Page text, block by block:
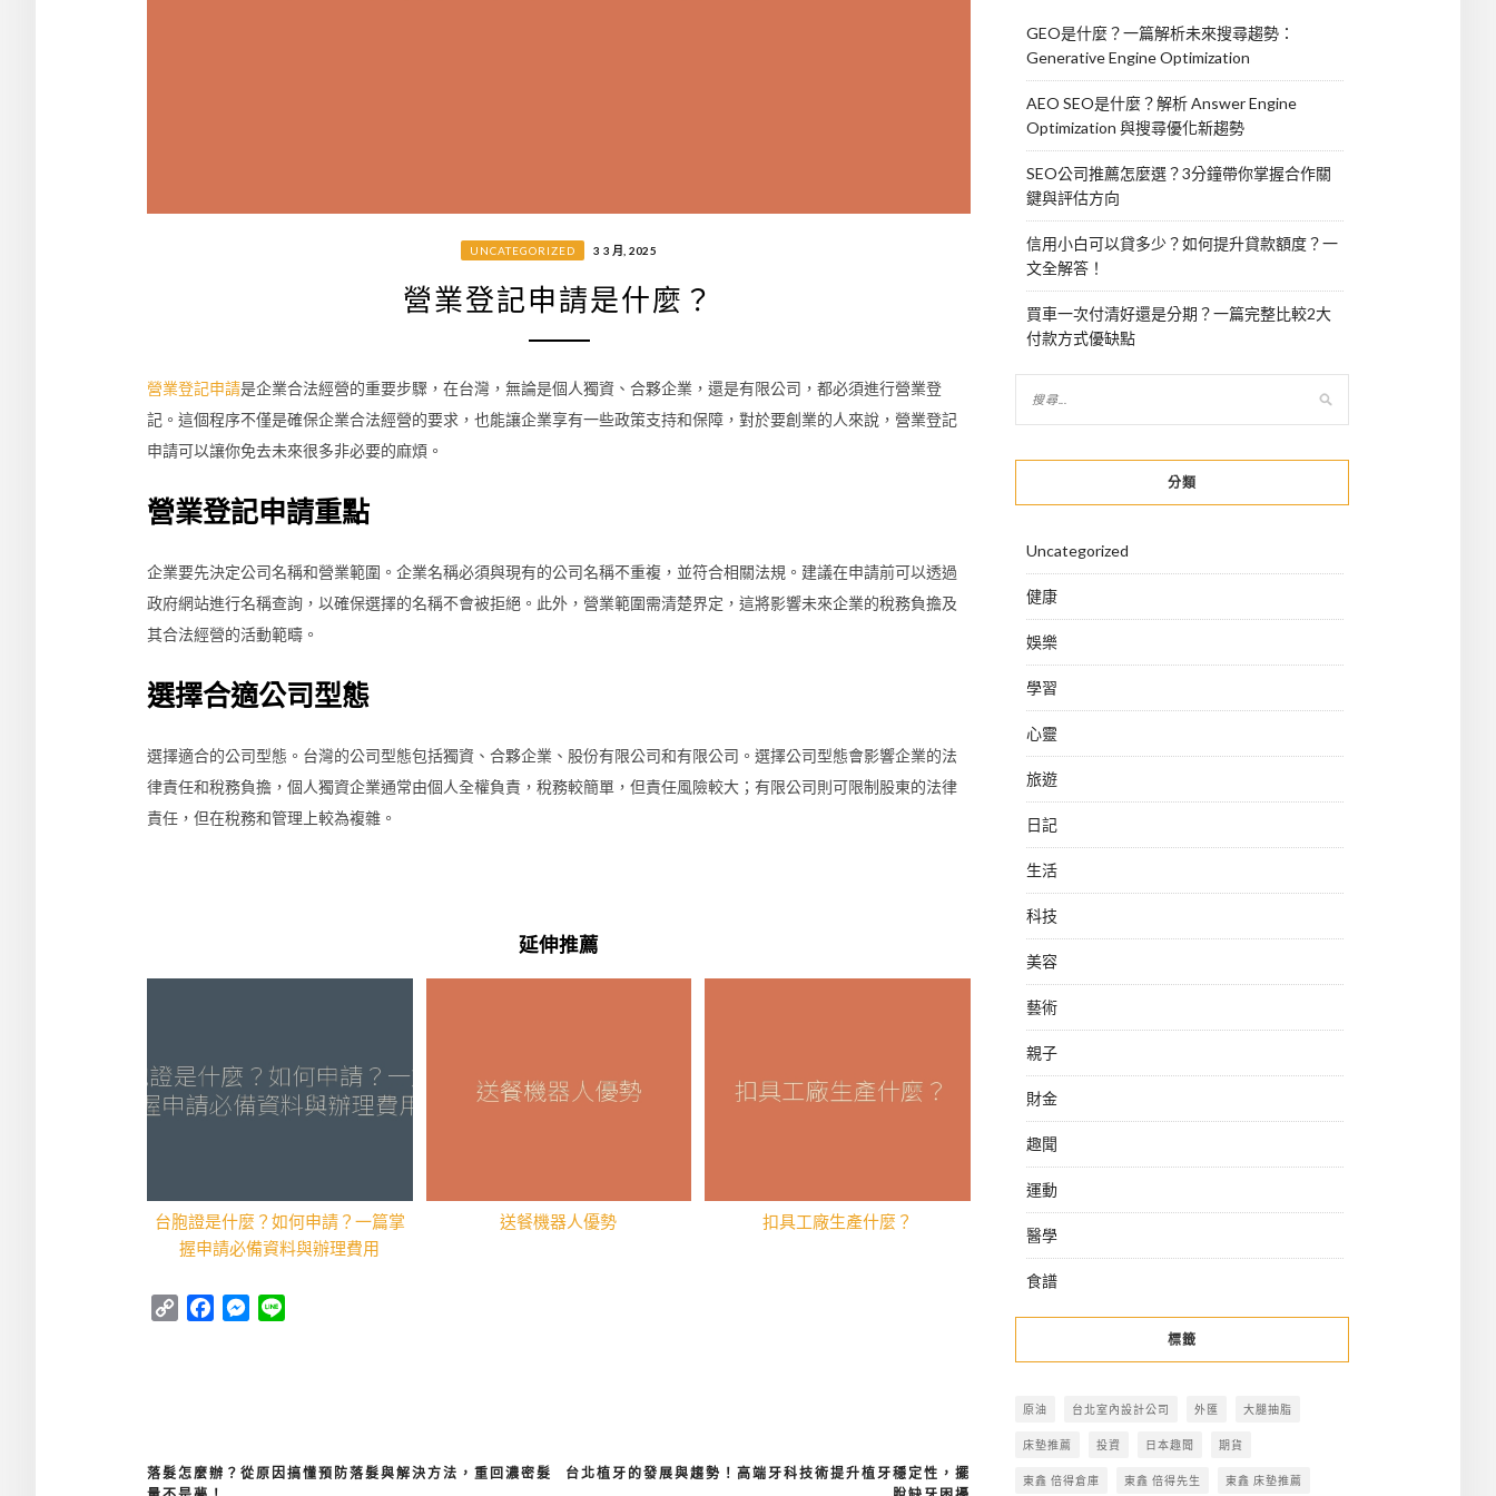
UNCATEGORIZED 3 3 月, 2025
營業登記申請是什麼？
營業登記申請是企業合法經營的重要步驟，在台灣，無論是個人獨資、合夥企業，還是有限公司，都必須進行營業登
記。這個程序不僅是確保企業合法經營的要求，也能讓企業享有一些政策支持和保障，對於要創業的人來說，營業登記
申請可以讓你免去未來很多非必要的麻煩。
營業登記申請重點
企業要先決定公司名稱和營業範圍。企業名稱必須與現有的公司名稱不重複，並符合相關法規。建議在申請前可以透過
政府網站進行名稱查詢，以確保選擇的名稱不會被拒絕。此外，營業範圍需清楚界定，這將影響未來企業的稅務負擔及
其合法經營的活動範疇。
選擇合適公司型態
選擇適合的公司型態。台灣的公司型態包括獨資、合夥企業、股份有限公司和有限公司。選擇公司型態會影響企業的法
律責任和稅務負擔，個人獨資企業通常由個人全權負責，稅務較簡單，但責任風險較大；有限公司則可限制股東的法律
責任，但在稅務和管理上較為複雜。
延伸推薦
台胞證是什麼？如何申請？一篇掌
握申請必備資料與辦理費用
送餐機器人優勢 扣具工廠生產什麼？
Copy
FacebookMessenger
文
台北植牙的發展與趨勢！高端牙科技術提升植牙穩定性，擺
落髮怎麼辦？從原因搞懂預防落髮與解決方法，重回濃密髮
GEO是什麼？一篇解析未來搜尋趨勢：
Generative Engine Optimization
AEO SEO是什麼？解析 Answer Engine
Optimization 與搜尋優化新趨勢
SEO公司推薦怎麼選？3分鐘帶你掌握合作關
鍵與評估方向
信用小白可以貸多少？如何提升貸款額度？一
文全解答！
買車一次付清好還是分期？一篇完整比較2大
付款方式優缺點
分類
Uncategorized
健康
娛樂
學習
心靈
旅遊
日記
生活
科技
美容
藝術
親子
財金
趣聞
運動
醫學
食譜
標籤
原油 台北室內設計公司 外匯 大腿抽脂
床墊推薦 投資 日本趣聞 期貨
東鑫 倍得倉庫 東鑫 倍得先生 東鑫 床墊推薦